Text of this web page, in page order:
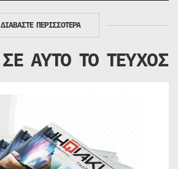
ΔΙΑΒΑΣΤΕ ΠΕΡΙΣΣΟΤΕΡΑ
ΣΕ ΑΥΤΟ ΤΟ ΤΕΥΧΟΣ